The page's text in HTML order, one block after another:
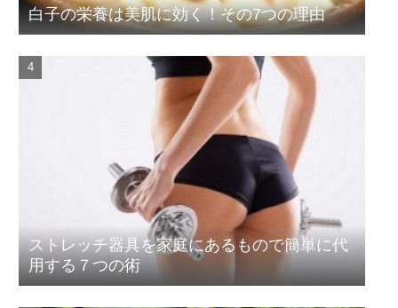
白子の栄養は美肌に効く！その7つの理由
ストレッチ器具を家庭にあるもので簡単に代
用する７つの術